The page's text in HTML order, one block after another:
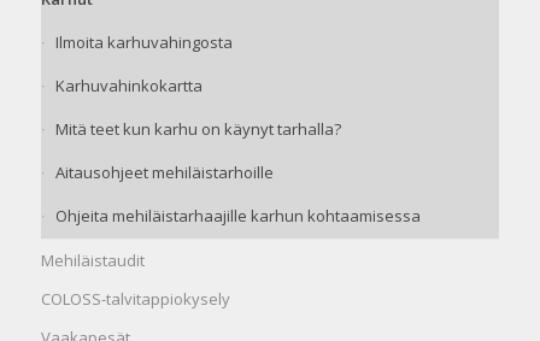
Ilmoita karhuvahingosta
Karhuvahinkokartta
Mitä teet kun karhu on käynyt tarhalla?
Aitausohjeet mehiläistarhoille
Ohjeita mehiläistarhaajille karhun kohtaamisessa
Mehiläistaudit
COLOSS-talvitappiokysely